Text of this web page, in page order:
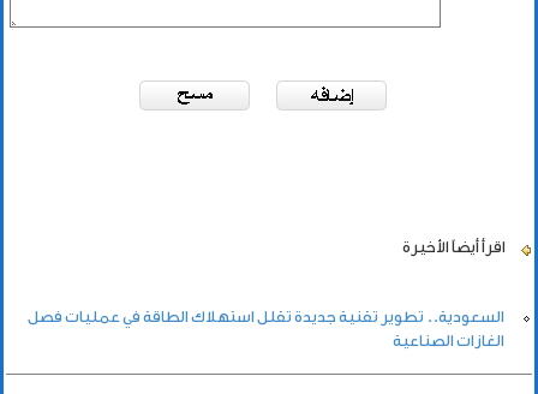
اقرأ أيضاً الأخيرة
السعودية.. تطوير تقنية جديدة تقلل استهلاك الطاقة في عمليات فصل
الغازات الصناعية